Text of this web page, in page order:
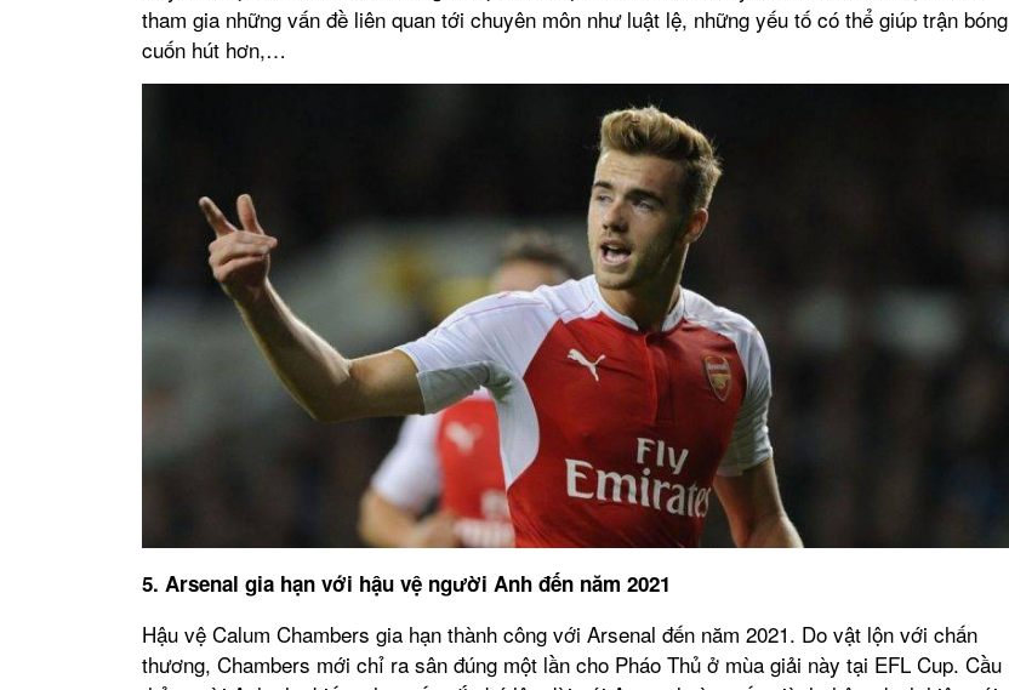
tham gia những vấn đề liên quan tới chuyên môn như luật lệ, những yếu tố có thể giúp trận bóng
cuốn hút hơn,…
5. Arsenal gia hạn với hậu vệ người Anh đến năm 2021
Hậu vệ Calum Chambers gia hạn thành công với Arsenal đến năm 2021. Do vật lộn với chấn
thương, Chambers mới chỉ ra sân đúng một lần cho Pháo Thủ ở mùa giải này tại EFL Cup. Cầu